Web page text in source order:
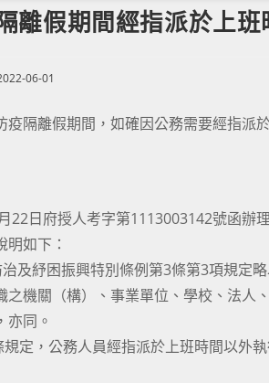
離假期間經指派於上
06-01
疫隔離假期間，如確因公務需要經指派
22日府授人考字第1113003142號函辦
如下：
及紓困振興特別條例第3條第3項規定
之機關（構）、事業單位、學校、法人
亦同。
定，公務人員經指派於上班時間以外